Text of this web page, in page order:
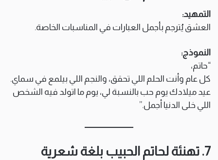
التمهيد:
العشق يُترجم بأجمل العبارات في المناسبات الخاصة.
النموذج:
“حاتم،
كل عام وأنت الحلم اللي تحقق، والنجم اللي بيلمع في سماي.
عيد ميلادك يوم حب بالنسبة لي، يوم ما اتولد فيه الشخص
اللي خلى الدنيا أجمل.”
7. تهنئة لحاتم الحبيب بلغة شعرية